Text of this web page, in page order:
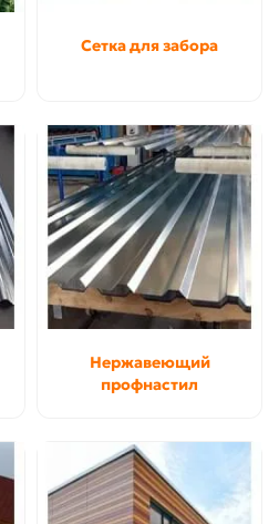
Сетка для забора
Нержавеющий
профнастил